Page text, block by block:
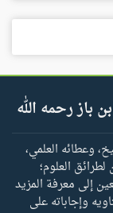
باز رحمه الله
وعطائه العلمي،
العلوم؛
إلى معرفة المزيد
وإجاباته على